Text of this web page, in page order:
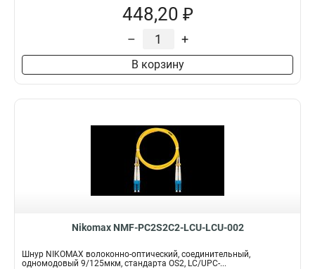
448,20 ₽
– +
В корзину
Nikomax NMF-PC2S2C2-LCU-LCU-002
Шнур NIKOMAX волоконно-оптический, соединительный,
одномодовый 9/125мкм, стандарта OS2, LC/UPC-...